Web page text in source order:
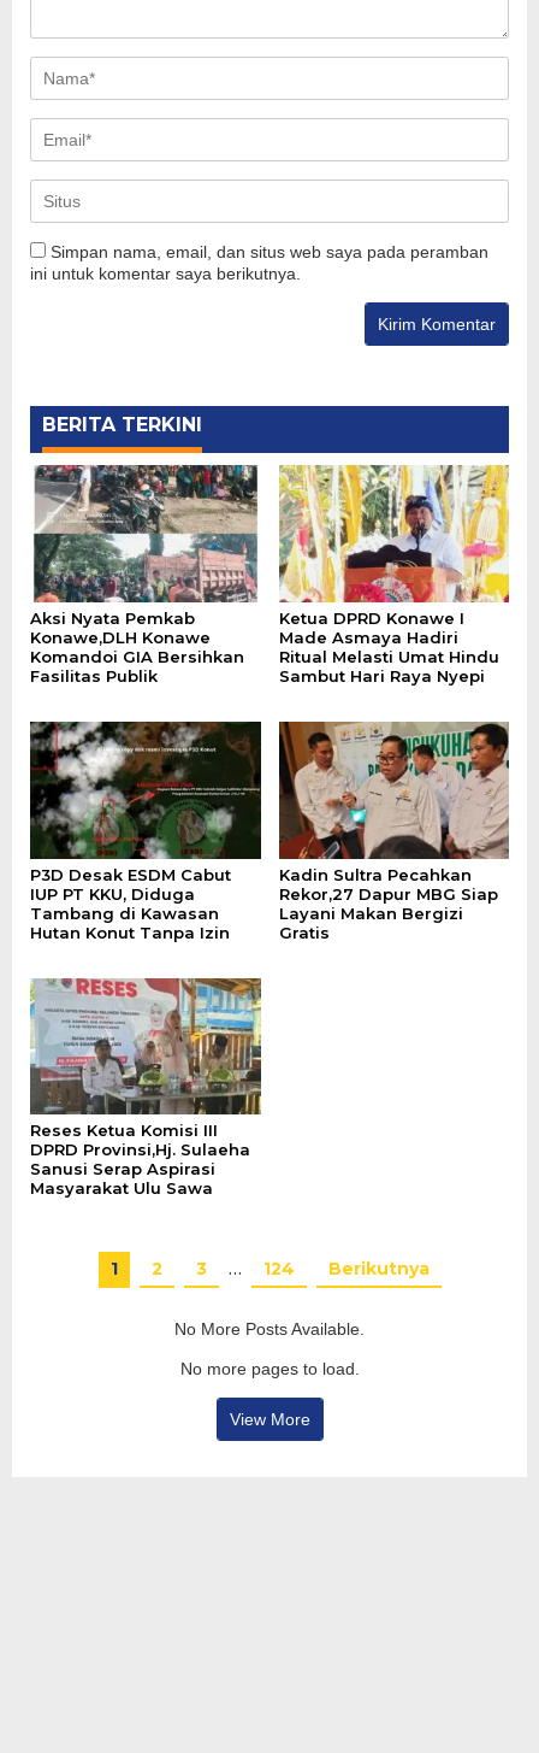
Simpan nama, email, dan situs web saya pada peramban
ini untuk komentar saya berikutnya.
BERITA TERKINI
Aksi Nyata Pemkab
Konawe,DLH Konawe
Komandoi GIA Bersihkan
Fasilitas Publik
Ketua DPRD Konawe I
Made Asmaya Hadiri
Ritual Melasti Umat Hindu
Sambut Hari Raya Nyepi
P3D Desak ESDM Cabut
IUP PT KKU, Diduga
Tambang di Kawasan
Hutan Konut Tanpa Izin
Kadin Sultra Pecahkan
Rekor,27 Dapur MBG Siap
Layani Makan Bergizi
Gratis
Reses Ketua Komisi III
DPRD Provinsi,Hj. Sulaeha
Sanusi Serap Aspirasi
Masyarakat Ulu Sawa
1 2 3 … 124 Berikutnya
No More Posts Available.
No more pages to load.
View More